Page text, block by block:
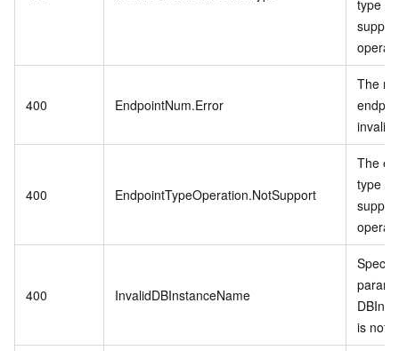
type
400 EndpointNum.Error
The
invalid.
400 EndpointTypeOperation.NotSupport
The
type
400 InvalidDBInstanceName
is not